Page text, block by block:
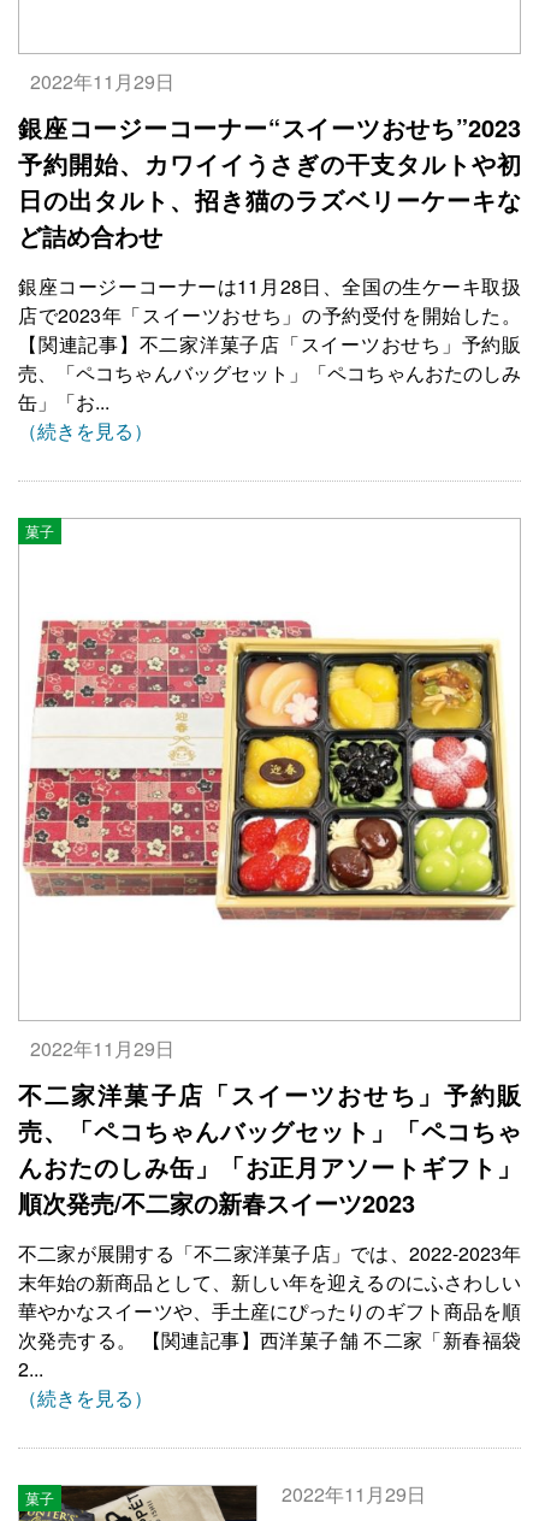
2022年11月29日
銀座コージーコーナー“スイーツおせち”2023
予約開始、カワイイうさぎの干支タルトや初
日の出タルト、招き猫のラズベリーケーキな
ど詰め合わせ
銀座コージーコーナーは11月28日、全国の生ケーキ取扱
店で2023年「スイーツおせち」の予約受付を開始した。
【関連記事】不二家洋菓子店「スイーツおせち」予約販
売、「ペコちゃんバッグセット」「ペコちゃんおたのしみ
缶」「お...
（続きを見る）
菓子
2022年11月29日
不二家洋菓子店「スイーツおせち」予約販
売、「ペコちゃんバッグセット」「ペコちゃ
んおたのしみ缶」「お正月アソートギフト」
順次発売/不二家の新春スイーツ2023
不二家が展開する「不二家洋菓子店」では、2022-2023年
末年始の新商品として、新しい年を迎えるのにふさわしい
華やかなスイーツや、手土産にぴったりのギフト商品を順
次発売する。 【関連記事】西洋菓子舗 不二家「新春福袋
2...
（続きを見る）
菓子 2022年11月29日